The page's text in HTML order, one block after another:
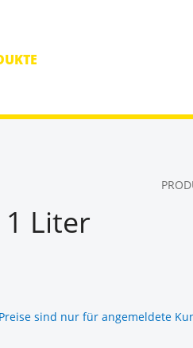
Liter
Preise sind nur für angemeldete